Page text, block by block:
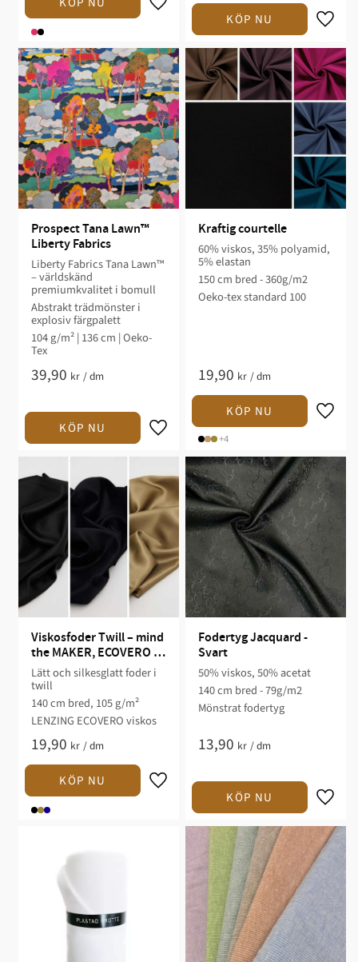
Prospect Tana Lawn™
Liberty Fabrics
Liberty Fabrics Tana Lawn™
– världskänd
premiumkvalitet i bomull
Abstrakt trädmönster i
explosiv färgpalett
104 g/m² | 136 cm | Oeko-
Tex
39,90 kr /dm
Kraftig courtelle
60% viskos, 35% polyamid,
5% elastan
150 cm bred - 360g/m2
Oeko-tex standard 100
19,90 kr /dm
+4
Viskosfoder Twill – mind
the MAKER, ECOVERO
viskos
Lätt och silkesglatt foder i
twill
140 cm bred, 105 g/m²
LENZING ECOVERO viskos
19,90 kr /dm
Fodertyg Jacquard -
Svart
50% viskos, 50% acetat
140 cm bred - 79g/m2
Mönstrat fodertyg
13,90 kr /dm